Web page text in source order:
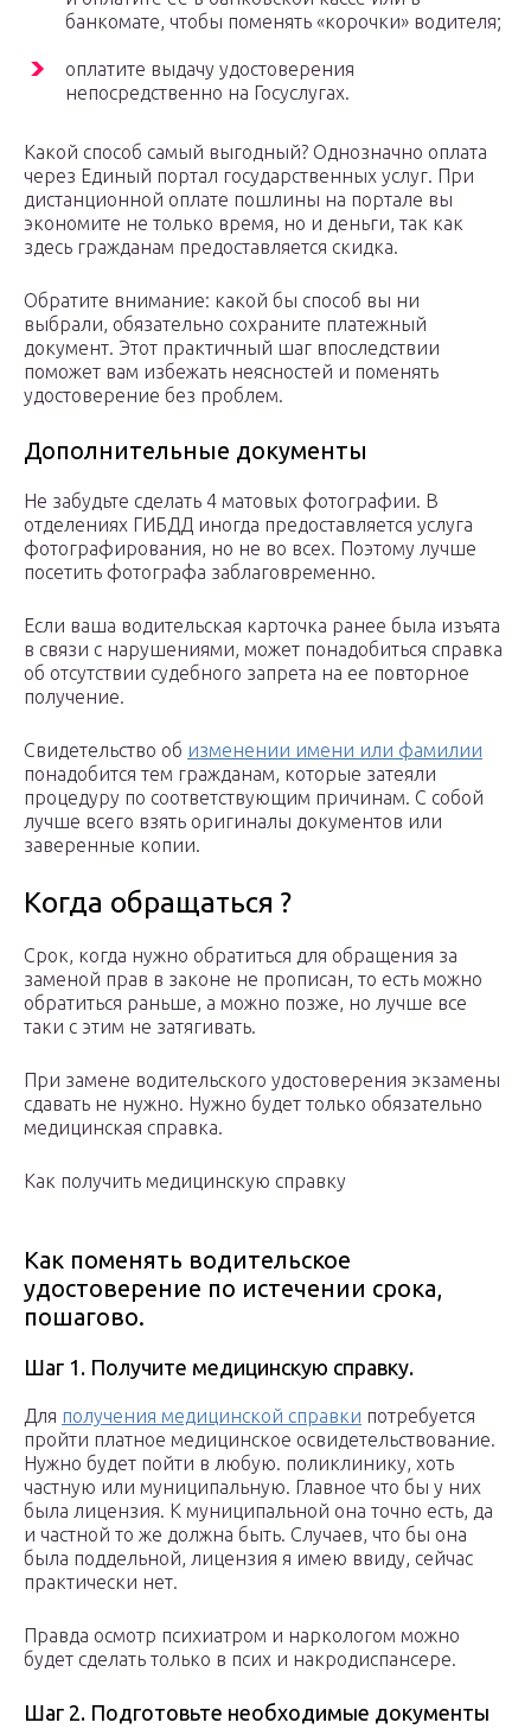
банкомате, чтобы поменять «корочки» водителя;
оплатите выдачу удостоверения
непосредственно на Госуслугах.
Какой способ самый выгодный? Однозначно оплата
через Единый портал государственных услуг. При
дистанционной оплате пошлины на портале вы
экономите не только время, но и деньги, так как
здесь гражданам предоставляется скидка.
Обратите внимание: какой бы способ вы ни
выбрали, обязательно сохраните платежный
документ. Этот практичный шаг впоследствии
поможет вам избежать неясностей и поменять
удостоверение без проблем.
Дополнительные документы
Не забудьте сделать 4 матовых фотографии. В
отделениях ГИБДД иногда предоставляется услуга
фотографирования, но не во всех. Поэтому лучше
посетить фотографа заблаговременно.
Если ваша водительская карточка ранее была изъята
в связи с нарушениями, может понадобиться справка
об отсутствии судебного запрета на ее повторное
получение.
Свидетельство об изменении имени или фамилии
понадобится тем гражданам, которые затеяли
процедуру по соответствующим причинам. С собой
лучше всего взять оригиналы документов или
заверенные копии.
Когда обращаться ?
Срок, когда нужно обратиться для обращения за
заменой прав в законе не прописан, то есть можно
обратиться раньше, а можно позже, но лучше все
таки с этим не затягивать.
При замене водительского удостоверения экзамены
сдавать не нужно. Нужно будет только обязательно
медицинская справка.
Как получить медицинскую справку
Как поменять водительское
удостоверение по истечении срока,
пошагово.
Шаг 1. Получите медицинскую справку.
Для получения медицинской справки потребуется
пройти платное медицинское освидетельствование.
Нужно будет пойти в любую. поликлинику, хоть
частную или муниципальную. Главное что бы у них
была лицензия. К муниципальной она точно есть, да
и частной то же должна быть. Случаев, что бы она
была поддельной, лицензия я имею ввиду, сейчас
практически нет.
Правда осмотр психиатром и наркологом можно
будет сделать только в псих и накродиспансере.
Шаг 2. Подготовьте необходимые документы